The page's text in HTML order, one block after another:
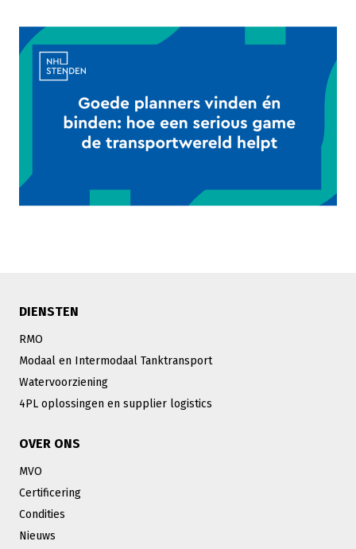
DIENSTEN
RMO
Modaal en Intermodaal Tanktransport
Watervoorziening
4PL oplossingen en supplier logistics
OVER ONS
MVO
Certificering
Condities
Nieuws